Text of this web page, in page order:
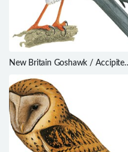
New Britain Goshawk / Accipiter